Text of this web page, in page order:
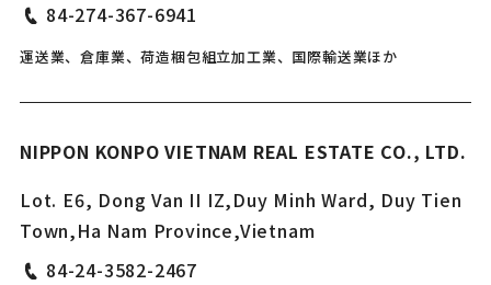
84-274-367-6941
運送業、倉庫業、荷造梱包組立加工業、国際輸送業ほか
NIPPON KONPO VIETNAM REAL ESTATE CO., LTD.
Lot. E6, Dong Van II IZ,Duy Minh Ward, Duy Tien
Town,Ha Nam Province,Vietnam
84-24-3582-2467